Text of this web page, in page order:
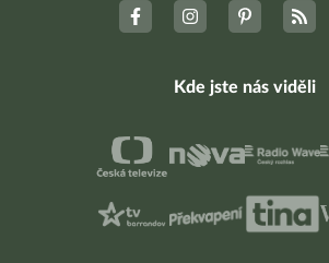
Kde jste nás viděli